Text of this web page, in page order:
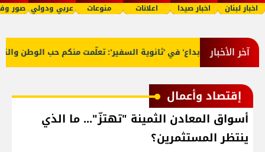
اخبار لبنان اخبار صيدا اعلانات منوعات عربي ودولي صور
آخر الأخبار
والإبداع' في 'ثانوية السفير': تعلّمت منكم حب الوطن
إقتصاد وأعمال
أسواق المعادن الثمينة "تهتزّ"... ما الذي
ينتظر المستثمرين؟